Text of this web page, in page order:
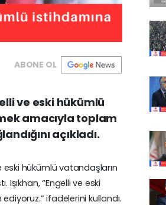
ABONE OL
ve eski hükümlü
amacıyla toplam
açıkladı.
eski hükümlü vatandaşların
Işıkhan, “Engelli ve eski
ifadelerini kullandı.